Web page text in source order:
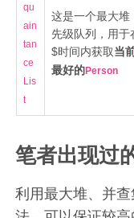
qu
ain
tan
ce
Lis
t
这是一个最大堆
先级队列，用
$时间内获取当
最好的Person
笔者出现过
利用最大堆、并